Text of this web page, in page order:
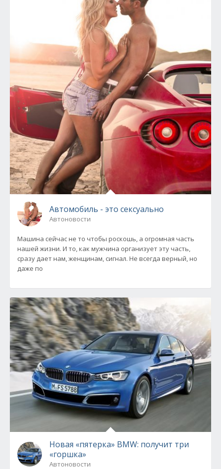
Автомобиль - это сексуально
Автоновости
Машина сейчас не то чтобы роскошь, а огромная часть
нашей жизни. И то, как мужчина организует эту часть,
сразу дает нам, женщинам, сигнал. Не всегда верный, но
даже по
Новая «пятерка» BMW: получит три
«горшка»
Автоновости